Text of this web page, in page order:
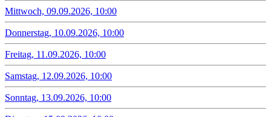
Mittwoch, 09.09.2026, 10:00
Donnerstag, 10.09.2026, 10:00
Freitag, 11.09.2026, 10:00
Samstag, 12.09.2026, 10:00
Sonntag, 13.09.2026, 10:00